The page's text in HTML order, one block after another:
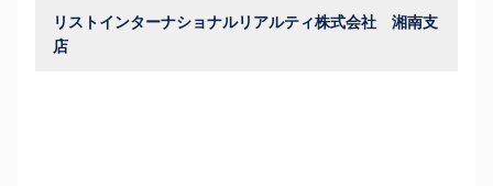
リストインターナショナルリアルティ株式会社 湘南支
店